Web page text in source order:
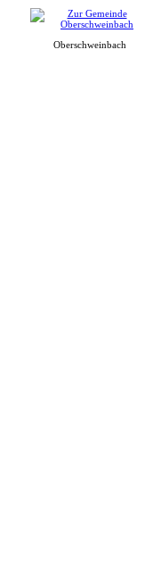
Oberschweinbach